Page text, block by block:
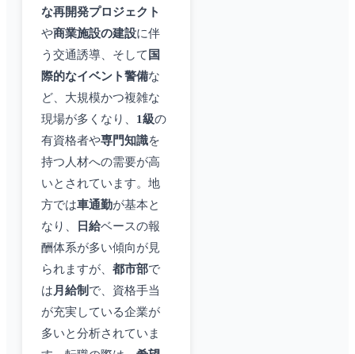
な再開発プロジェクト
や商業施設の建設に伴
う交通誘導、そして 国
際的なイベント警備な
ど、大規模かつ複雑な
現場が多くなり、 1級の
有資格者や専門知識を
持つ人材への需要が高
いとされています。地
方では車通勤が基本と
なり、
日給ベースの報
酬体系が多い傾向が見
られますが、 都市部で
は 月給制 で、資格手当
が充実している企業が
多いと分析されていま